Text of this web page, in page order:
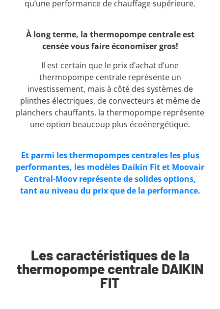
qu’une performance de chauffage supérieure.
À long terme, la thermopompe centrale est
censée vous faire économiser gros!
Il est certain que le prix d’achat d’une
thermopompe centrale représente un
investissement, mais à côté des systèmes de
plinthes électriques, de convecteurs et même de
planchers chauffants, la thermopompe représente
une option beaucoup plus écoénergétique.
Et parmi les thermopompes centrales les plus
performantes, les modèles Daikin Fit et Moovair
Central-Moov représente de solides options,
tant au niveau du prix que de la performance.
Les caractéristiques de la
thermopompe centrale DAIKIN
FIT